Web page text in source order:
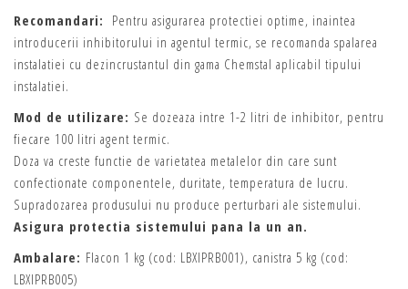
Recomandari: Pentru asigurarea protectiei optime, inaintea
introducerii inhibitorului in agentul termic, se recomanda spalarea
instalatiei cu dezincrustantul din gama Chemstal aplicabil tipului
instalatiei.
Mod de utilizare: Se dozeaza intre 1-2 litri de inhibitor, pentru
fiecare 100 litri agent termic.
Doza va creste functie de varietatea metalelor din care sunt
confectionate componentele, duritate, temperatura de lucru.
Supradozarea produsului nu produce perturbari ale sistemului.
Asigura protectia sistemului pana la un an.
Ambalare: Flacon 1 kg (cod: LBXIPRB001), canistra 5 kg (cod:
LBXIPRB005)